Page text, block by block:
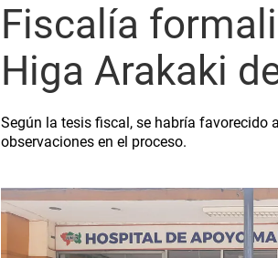
Fiscalía
Higa Arakaki
Según la tesis fiscal, se habría favorecido
observaciones en el proceso.